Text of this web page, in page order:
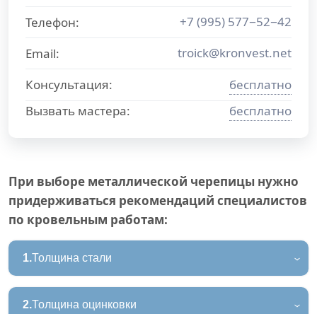
Телефон:
+7 (995) 577−52−42
Email:
troick@kronvest.net
Консультация:
бесплатно
Вызвать мастера:
бесплатно
При выборе металлической черепицы нужно
придерживаться рекомендаций специалистов
по кровельным работам:
1.Толщина стали
2.Толщина оцинковки